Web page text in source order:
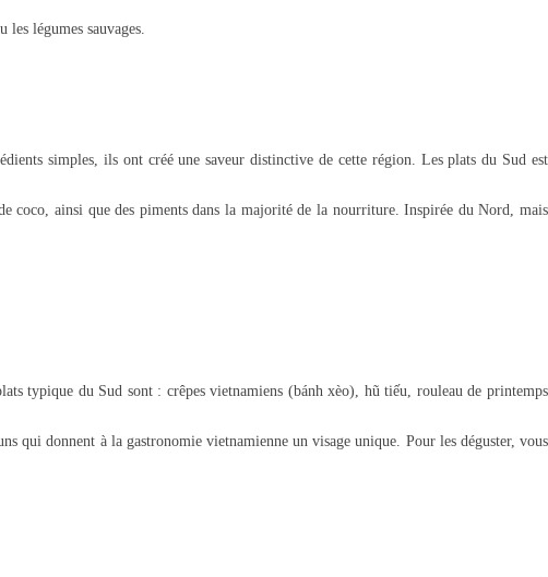
légumes sauvages.
simples, ils ont créé une saveur distinctive de cette région. Les plats du Sud est
coco, ainsi que des piments dans la majorité de la nourriture. Inspirée du Nord, mais
typique du Sud sont : crêpes vietnamiens (bánh xèo), hũ tiếu, rouleau de printemps
qui donnent à la gastronomie vietnamienne un visage unique. Pour les déguster, vous